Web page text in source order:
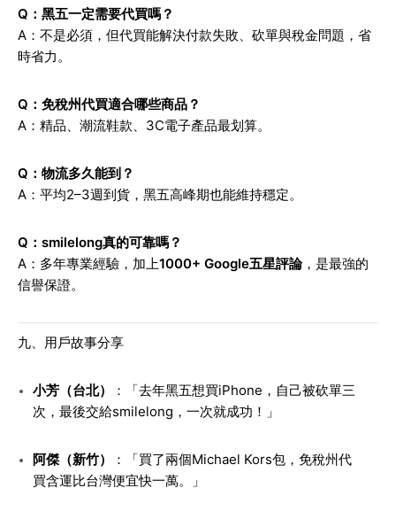
Q：黑五一定需要代買嗎？
A：不是必須，但代買能解決付款失敗、砍單與稅金問題，省
時省力。
Q：免稅州代買適合哪些商品？
A：精品、潮流鞋款、3C電子產品最划算。
Q：物流多久能到？
A：平均2–3週到貨，黑五高峰期也能維持穩定。
Q：smilelong真的可靠嗎？
A：多年專業經驗，加上1000+ Google五星評論，是最強的
信譽保證。
九、用戶故事分享
小芳（台北）
：「去年黑五想買iPhone，自己被砍單三
次，最後交給smilelong，一次就成功！」
阿傑（新竹）
：「買了兩個Michael Kors包，免稅州代
買含運比台灣便宜快一萬。」